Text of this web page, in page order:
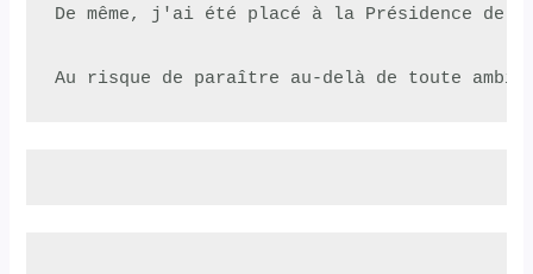
De même, j'ai été placé à la Présidence de
Au risque de paraître au-delà de toute